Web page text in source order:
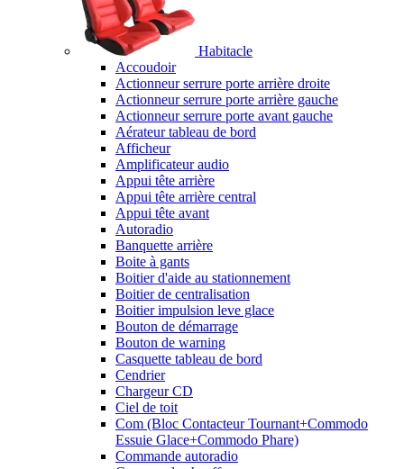
Habitacle
Accoudoir
Actionneur serrure porte arrière droite
Actionneur serrure porte arrière gauche
Actionneur serrure porte avant gauche
Aérateur tableau de bord
Afficheur
Amplificateur audio
Appui tête arrière
Appui tête arrière central
Appui tête avant
Autoradio
Banquette arrière
Boite à gants
Boitier d'aide au stationnement
Boitier de centralisation
Boitier impulsion leve glace
Bouton de démarrage
Bouton de warning
Casquette tableau de bord
Cendrier
Chargeur CD
Ciel de toit
Com (Bloc Contacteur Tournant+Commodo
Essuie Glace+Commodo Phare)
Commande autoradio